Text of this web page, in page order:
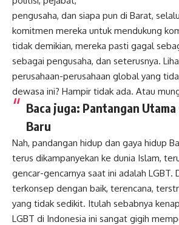
pengusaha, dan siapa pun di Barat,
komitmen mereka untuk mendukung
tidak demikian, mereka pasti gagal
sebagai pengusaha, dan seterusnya.
perusahaan-perusahaan global yang
dewasa ini? Hampir tidak ada. Atau
Baca juga: Pantangan Utama
Baru
Nah, pandangan hidup dan gaya hidup
terus dikampanyekan ke dunia Islam,
gencar-gencarnya saat ini adalah LGBT.
terkonsep dengan baik, terencana,
yang tidak sedikit. Itulah sebabnya
LGBT di Indonesia ini sangat gigih